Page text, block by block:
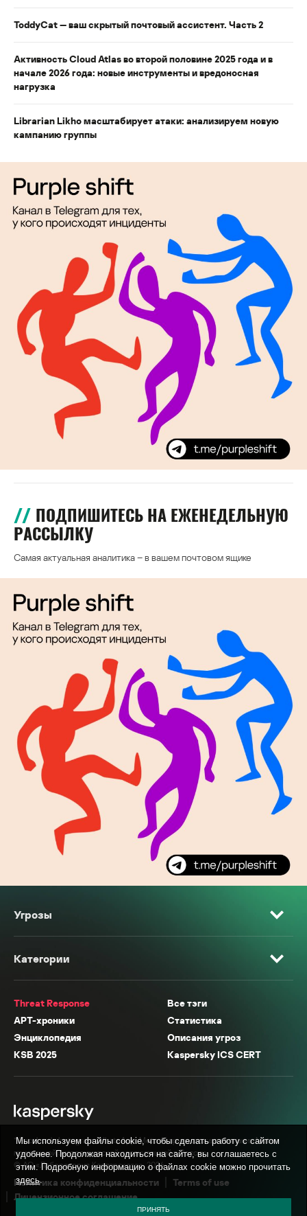
ToddyCat — ваш скрытый почтовый ассистент. Часть 2
Активность Cloud Atlas во второй половине 2025 года и в
начале 2026 года: новые инструменты и вредоносная
нагрузка
Librarian Likho масштабирует атаки: анализируем новую
кампанию группы
ПОДПИШИТЕСЬ НА ЕЖЕНЕДЕЛЬНУЮ
РАССЫЛКУ
Самая актуальная аналитика – в вашем почтовом ящике
Угрозы
Категории
Threat Response
Все тэги
APT-хроники
Статистика
Энциклопедия
Описания угроз
KSB 2025
Kaspersky ICS CERT
* Facebook, Instagram, WhatsApp, Meta AI принадлежат компании Meta,
признанной экстремистской организацией в России.
© АО «Лаборатория Касперского», 2026.
Политика конфиденциальности
Terms of use
Лицензионное соглашение
Мы используем файлы cookie, чтобы сделать работу с сайтом
удобнее. Продолжая находиться на сайте, вы соглашаетесь с
этим. Подробную информацию о файлах cookie можно прочитать
здесь.
ПРИНЯТЬ